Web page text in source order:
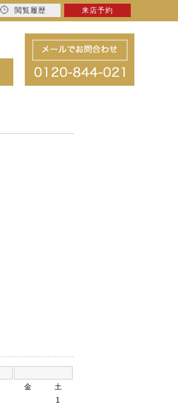
金
土
1
閲覧履歴 来店予約